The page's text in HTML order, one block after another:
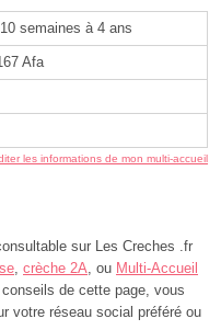
semaines à 4 ans
Afa
les informations de mon multi-accueil
sur Les Creches .fr
, crèche 2A, ou Multi-Accueil
de cette page, vous
votre réseau social préféré ou